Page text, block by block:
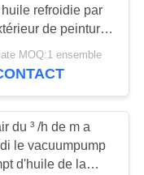
à
25
refroidie par
de peinture
16m3/h
MOQ:1 ensemble
du ³ /h de m a
le vacuumpump
d'huile de la